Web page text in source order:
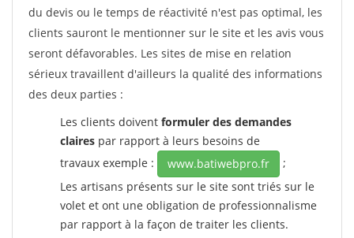
du devis ou le temps de réactivité n'est pas optimal, les
clients sauront le mentionner sur le site et les avis vous
seront défavorables. Les sites de mise en relation
sérieux travaillent d'ailleurs la qualité des informations
des deux parties :
Les clients doivent formuler des demandes
claires par rapport à leurs besoins de
travaux exemple :
www.batiwebpro.fr
;
Les artisans présents sur le site sont triés sur le
volet et ont une obligation de professionnalisme
par rapport à la façon de traiter les clients.